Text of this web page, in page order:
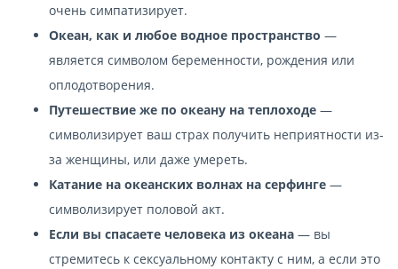
очень симпатизирует.
Океан, как и любое водное пространство —
является символом беременности, рождения или
оплодотворения.
Путешествие же по океану на теплоходе —
символизирует ваш страх получить неприятности из-
за женщины, или даже умереть.
Катание на океанских волнах на серфинге —
символизирует половой акт.
Если вы спасаете человека из океана — вы
стремитесь к сексуальному контакту с ним, а если это